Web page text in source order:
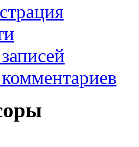
записей
комментариев